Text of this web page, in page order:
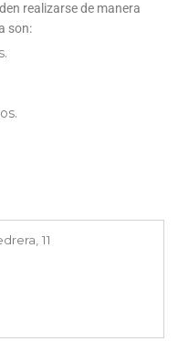
realizarse de manera
son:
11